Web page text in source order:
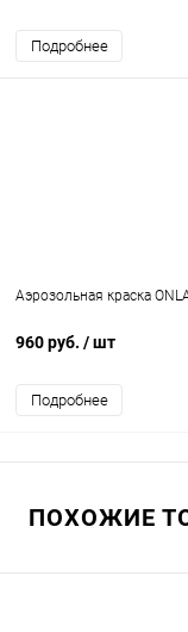
Подробнее
Аэрозольная краска
960 руб. / шт
Подробнее
ПОХОЖИЕ